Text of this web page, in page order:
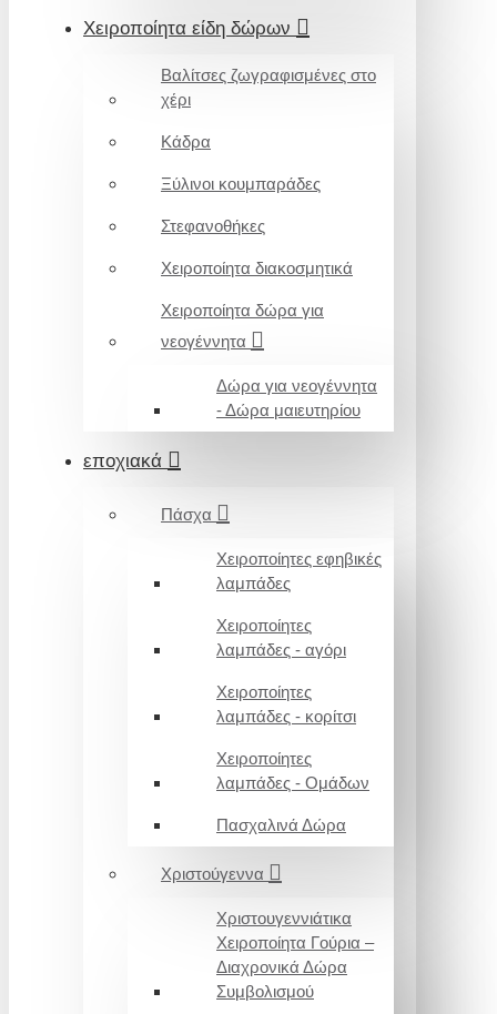
Χειροποίητα είδη δώρων
Βαλίτσες ζωγραφισμένες στο
χέρι
Κάδρα
Ξύλινοι κουμπαράδες
Στεφανοθήκες
Χειροποίητα διακοσμητικά
Χειροποίητα δώρα για
νεογέννητα
Δώρα για νεογέννητα
- Δώρα μαιευτηρίου
εποχιακά
Πάσχα
Χειροποίητες εφηβικές
λαμπάδες
Χειροποίητες
λαμπάδες - αγόρι
Χειροποίητες
λαμπάδες - κορίτσι
Χειροποίητες
λαμπάδες - Ομάδων
Πασχαλινά Δώρα
Χριστούγεννα
Χριστουγεννιάτικα
Χειροποίητα Γούρια –
Διαχρονικά Δώρα
Συμβολισμού